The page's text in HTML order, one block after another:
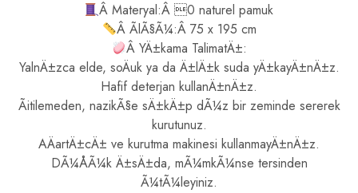
Â Materyal:Â 0 naturel pamuk
Â ÃlÃ§Ã¼:Â 75 x 195 cm
Â YÄ±kama TalimatÄ±:
YalnÄ±zca elde, soÄuk ya da Ä±lÄ±k suda yÄ±kayÄ±nÄ±z.
Hafif deterjan kullanÄ±nÄ±z.
Ãitilemeden, nazikÃ§e sÄ±kÄ±p dÃ¼z bir zeminde sererek
kurutunuz.
AÄartÄ±cÄ± ve kurutma makinesi kullanmayÄ±nÄ±z.
DÃ¼ÅÃ¼k Ä±sÄ±da, mÃ¼mkÃ¼nse tersinden
Ã¼tÃ¼leyiniz.